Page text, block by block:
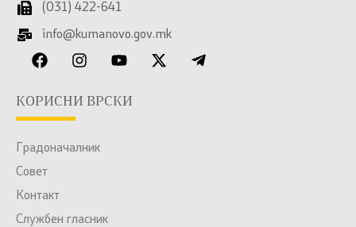
(031) 422-641
info@kumanovo.gov.mk
КОРИСНИ ВРСКИ
Градоначалник
Совет
Контакт
Службен гласник